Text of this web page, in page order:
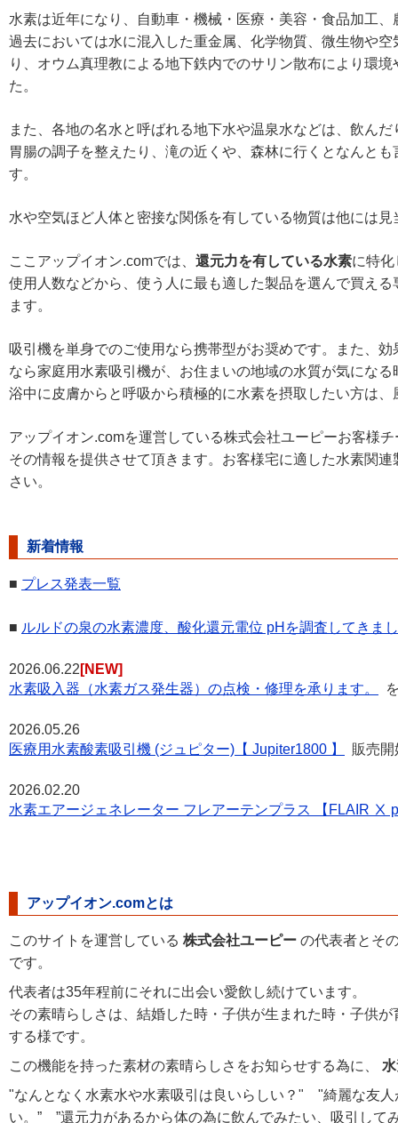
水素は近年になり、自動車・機械・医療・美容・食品加工
過去においては水に混入した重金属、化学物質、微生物や
り、オウム真理教による地下鉄内でのサリン散布により環
た。
また、各地の名水と呼ばれる地下水や温泉水などは、飲ん
胃腸の調子を整えたり、滝の近くや、森林に行くとなんと
す。
水や空気ほど人体と密接な関係を有している物質は他には
ここアップイオン.comでは、 還元力を有している水素に特
使用人数などから、使う人に最も適した製品を選んで買え
ます。
吸引機を単身でのご使用なら携帯型がお奨めです。また、
なら家庭用水素吸引機が、お住まいの地域の水質が気にな
浴中に皮膚からと呼吸から積極的に水素を摂取したい方は
アップイオン.comを運営している株式会社ユーピーお客様
その情報を提供させて頂きます。お客様宅に適した水素関
さい。
新着情報
■ プレス発表一覧
■ ルルドの泉の水素濃度、酸化還元電位 pHを調査してきま
2026.06.22 [NEW]
水素吸入器（水素ガス発生器）の点検・修理を承ります。
2026.05.26
医療用水素酸素吸引機 (ジュピター)【 Jupiter1800 】
販売開
2026.02.20
水素エアージェネレーター フレアーテンプラス 【FLAIR Ⅹ
アップイオン.comとは
このサイトを運営している 株式会社ユーピー の代表者とそ
です。
代表者は35年程前にそれに出会い愛飲し続けています。
その素晴らしさは、結婚した時・子供が生まれた時・子供
する様です。
この機能を持った素材の素晴らしさをお知らせする為に、
"なんとなく水素水や水素吸引は良いらしい？" "綺麗な友
い。” ”還元力があるから体の為に飲んでみたい、吸引し